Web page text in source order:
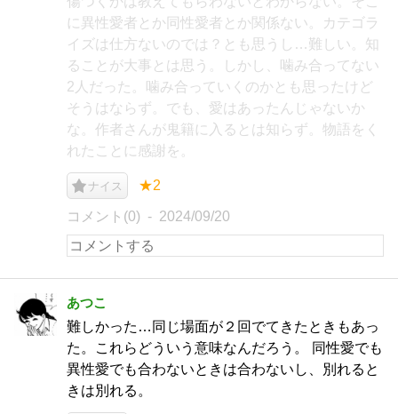
に異性愛者とか同性愛者とか関係ない。カテゴラ
イズは仕方ないのでは？とも思うし…難しい。知
ることが大事とは思う。しかし、噛み合ってない
2人だった。噛み合っていくのかとも思ったけど
そうはならず。でも、愛はあったんじゃないか
な。作者さんが鬼籍に入るとは知らず。物語をく
れたことに感謝を。
ナイス ★2
コメント(0) 2024/09/20
あつこ
難しかった…同じ場面が２回でてきたときもあっ
た。これらどういう意味なんだろう。 同性愛でも
異性愛でも合わないときは合わないし、別れると
きは別れる。